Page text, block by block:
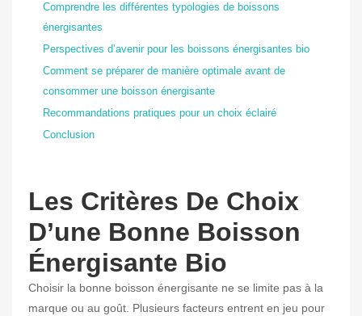
Comprendre les différentes typologies de boissons
énergisantes
Perspectives d’avenir pour les boissons énergisantes bio
Comment se préparer de manière optimale avant de
consommer une boisson énergisante
Recommandations pratiques pour un choix éclairé
Conclusion
Les Critères De Choix
D’une Bonne Boisson
Énergisante Bio
Choisir la bonne boisson énergisante ne se limite pas à la
marque ou au goût. Plusieurs facteurs entrent en jeu pour